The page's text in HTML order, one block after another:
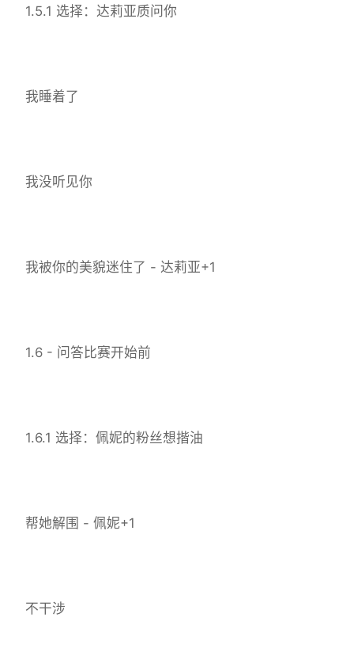
1.5.1 选择：达莉亚质问你
我睡着了
我没听见你
我被你的美貌迷住了 - 达莉亚+1
1.6 - 问答比赛开始前
1.6.1 选择：佩妮的粉丝想揩油
帮她解围 - 佩妮+1
不干涉